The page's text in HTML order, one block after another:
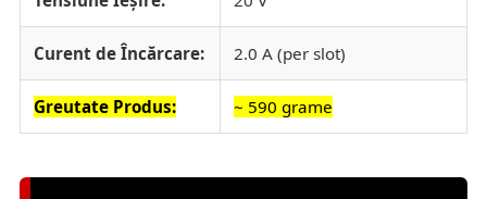
Curent de Încărcare: 2.0 A (per slot)
Greutate Produs: ~ 590 grame